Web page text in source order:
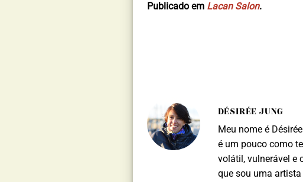
Publicado em Lacan Salon.
DÉSIRÉE JUNG
Meu nome é
é um pouco como
volátil, vulnerável e
que sou uma